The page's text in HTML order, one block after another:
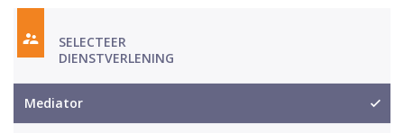
SELECTEER
DIENSTVERLENING
Mediator